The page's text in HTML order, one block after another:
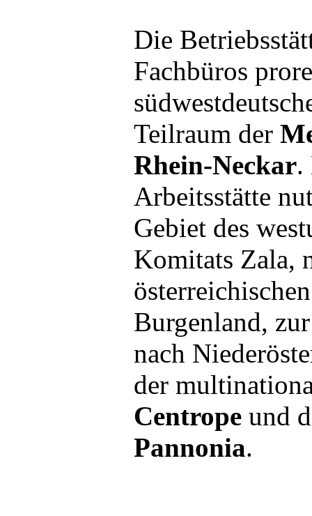
Die
Fachbüros
Teilraum der
Rhein-Neckar.
Arbeitsstätte
Gebiet des
Komitats Zala,
Burgenland,
nach
der
Centrope und
Pannonia.